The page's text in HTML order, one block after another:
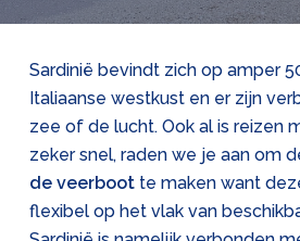
Sardinië bevindt zich op amper
Italiaanse westkust en er zijn
zee of de lucht. Ook al is reizen
zeker snel, raden we je aan om
de veerboot te maken want
flexibel op het vlak van